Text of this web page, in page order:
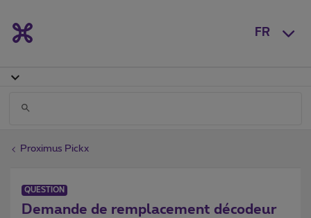
FR
Proximus Pickx
QUESTION
Demande de remplacement décodeur